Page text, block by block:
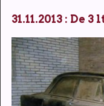
31.11.2013 : De